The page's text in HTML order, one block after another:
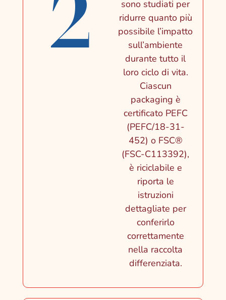
2
sono studiati per
ridurre quanto più
possibile l’impatto
sull’ambiente
durante tutto il
loro ciclo di vita.
Ciascun
packaging è
certificato PEFC
(PEFC/18-31-
452) o FSC®
(FSC-C113392),
è riciclabile e
riporta le
istruzioni
dettagliate per
conferirlo
correttamente
nella raccolta
differenziata.